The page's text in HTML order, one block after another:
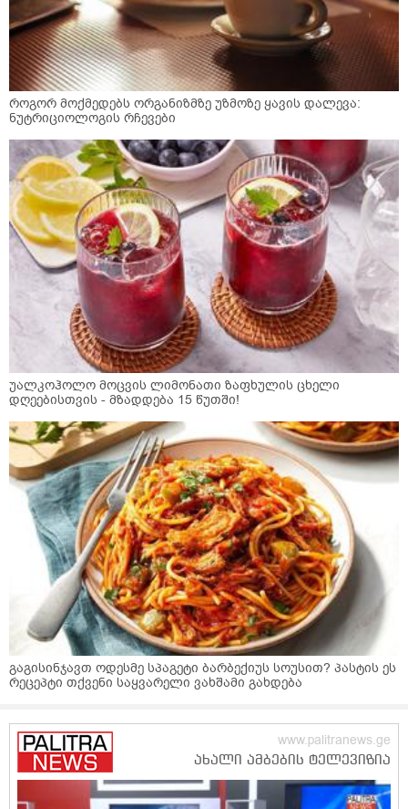
როგორ მოქმედებს ორგანიზმზე უზმოზე ყავის დალევა:
ნუტრიციოლოგის რჩევები
უალკოჰოლო მოცვის ლიმონათი ზაფხულის ცხელი
დღეებისთვის - მზადდება 15 წუთში!
გაგისინჯავთ ოდესმე სპაგეტი ბარბექიუს სოუსით? პასტის ეს
რეცეპტი თქვენი საყვარელი ვახშამი გახდება